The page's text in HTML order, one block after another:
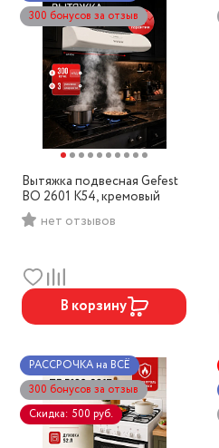
Вытяжка подвесная Gefest
ВО 2601 К54, кремовый
нет отзывов
В корзину
300 бонусов за отзыв
РАССРОЧКА на ВСЁ
300 бонусов за отзыв
Скидка: 500 руб.